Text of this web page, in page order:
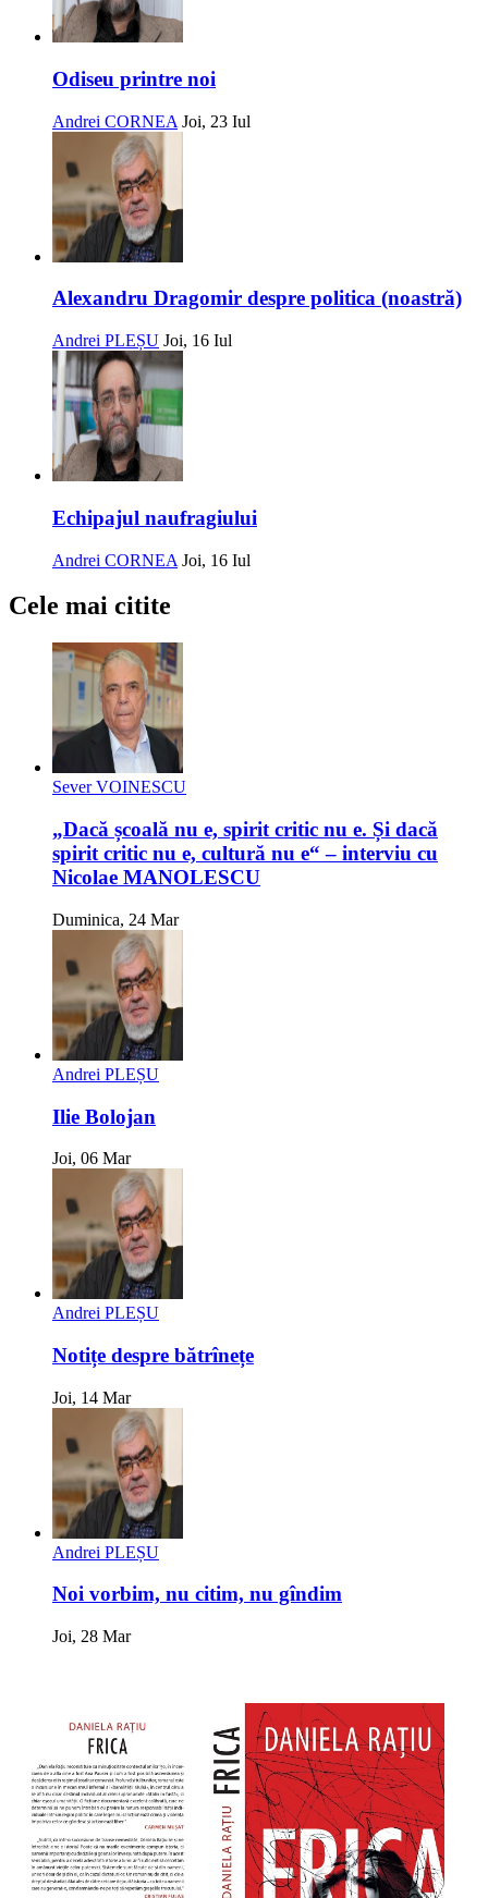
Odiseu printre noi
Andrei CORNEA Joi, 23 Iul
Alexandru Dragomir despre politica (noastră)
Andrei PLEȘU Joi, 16 Iul
Echipajul naufragiului
Andrei CORNEA Joi, 16 Iul
Cele mai citite
Sever VOINESCU
„Dacă școală nu e, spirit critic nu e. Și dacă
spirit critic nu e, cultură nu e“ – interviu cu
Nicolae MANOLESCU
Duminica, 24 Mar
Andrei PLEȘU
Ilie Bolojan
Joi, 06 Mar
Andrei PLEȘU
Notițe despre bătrînețe
Joi, 14 Mar
Andrei PLEȘU
Noi vorbim, nu citim, nu gîndim
Joi, 28 Mar